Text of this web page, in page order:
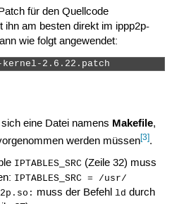
für den Quellcode
am besten direkt im ippp2p-
wie folgt angewendet:
2.6.22.patch
eine Datei namens Makefile,
werden müssen[3].
IPTABLES_SRC (Zeile 32) muss
IPTABLES_SRC = /usr/
muss der Befehlld durch